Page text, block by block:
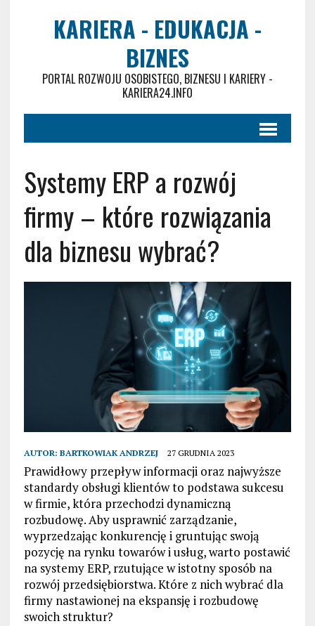
KARIERA - EDUKACJA -
BIZNES
PORTAL ROZWOJU OSOBISTEGO, BIZNESU I KARIERY -
KARIERA24.INFO
Systemy ERP a rozwój
firmy – które rozwiązania
dla biznesu wybrać?
AUTOR: BARTKOWIAK ANDRZEJ 27 GRUDNIA 2023
Prawidłowy przepływ informacji oraz najwyższe
standardy obsługi klientów to podstawa sukcesu
w firmie, która przechodzi dynamiczną
rozbudowę. Aby usprawnić zarządzanie,
wyprzedzając konkurencję i gruntując swoją
pozycję na rynku towarów i usług, warto postawić
na systemy ERP, rzutujące w istotny sposób na
rozwój przedsiębiorstwa. Które z nich wybrać dla
firmy nastawionej na ekspansję i rozbudowę
swoich struktur?